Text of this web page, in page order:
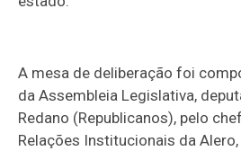
A mesa de deliberação foi
da Assembleia Legislativa,
Redano (Republicanos), pelo
Relações Institucionais da